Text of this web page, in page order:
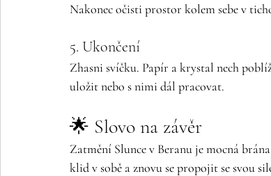
Nakonec očisti prostor kolem sebe v
5. Ukončení
Zhasni svíčku. Papír a krystal nech
uložit nebo s nimi dál pracovat.
🌟 Slovo na závěr
Zatmění Slunce v Beranu je mocná
klid v sobě a znovu se propojit se svou